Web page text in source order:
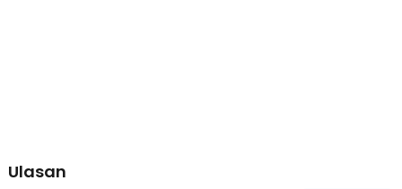
Anda bisa langsung menyelipkan dan merekatkan lis ini
menggunakan perekat di tempat yang diinginkan. Jika terlalu
Ulasan